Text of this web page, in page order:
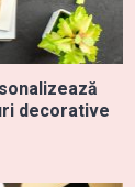
decorative